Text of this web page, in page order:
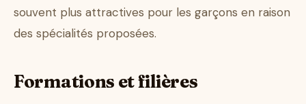
souvent plus attractives pour les garçons en raison
des spécialités proposées.
Formations et filières